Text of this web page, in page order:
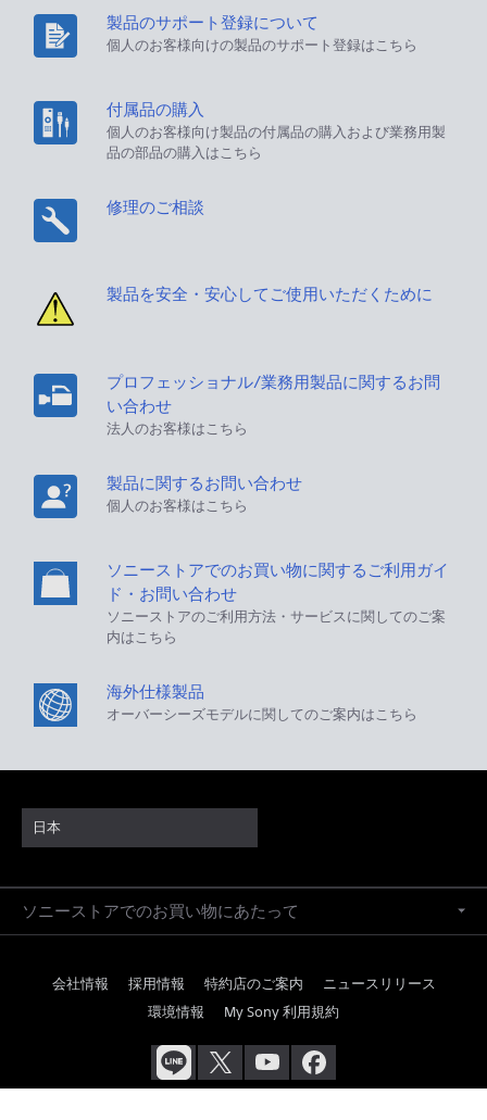
製品のサポート登録について
個人のお客様向けの製品のサポート登録はこちら
付属品の購入
個人のお客様向け製品の付属品の購入および業務用製
品の部品の購入はこちら
修理のご相談
製品を安全・安心してご使用いただくために
プロフェッショナル/業務用製品に関するお問
い合わせ
法人のお客様はこちら
製品に関するお問い合わせ
個人のお客様はこちら
ソニーストアでのお買い物に関するご利用ガイ
ド・お問い合わせ
ソニーストアのご利用方法・サービスに関してのご案
内はこちら
海外仕様製品
オーバーシーズモデルに関してのご案内はこちら
日本
ソニーストアでのお買い物にあたって
会社情報 採用情報 特約店のご案内
ニュースリリース
環境情報
My Sony 利用規約